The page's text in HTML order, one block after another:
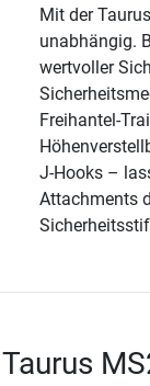
Mit der
unabhängig.
wertvoller
Freihantel-
J-Hooks –
Attachments